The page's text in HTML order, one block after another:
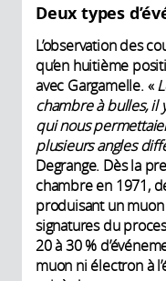
Deux types
L’observation des
qu’en huitième
avec Gargamelle. «
chambre à bulles, il
qui nous
plusieurs angles
Degrange. Dès la
chambre en 1971,
produisant un
signatures du
20 à 30 %
muon ni électron à